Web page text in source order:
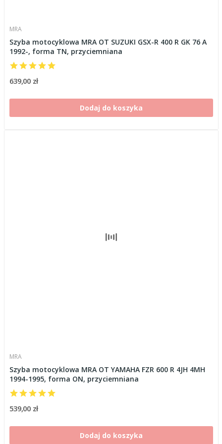
MRA
Szyba motocyklowa MRA OT SUZUKI GSX-R 400 R GK 76 A
1992-, forma TN, przyciemniana
639,00 zł
Dodaj do koszyka
MRA
Szyba motocyklowa MRA OT YAMAHA FZR 600 R 4JH 4MH
1994-1995, forma ON, przyciemniana
539,00 zł
Dodaj do koszyka